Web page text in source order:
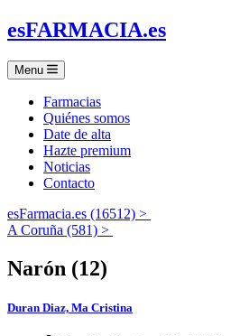
esFARMACIA.es
Menu
Farmacias
Quiénes somos
Date de alta
Hazte premium
Noticias
Contacto
esFarmacia.es (16512) >
A Coruña (581) >
Narón (12)
Duran Diaz, Ma Cristina